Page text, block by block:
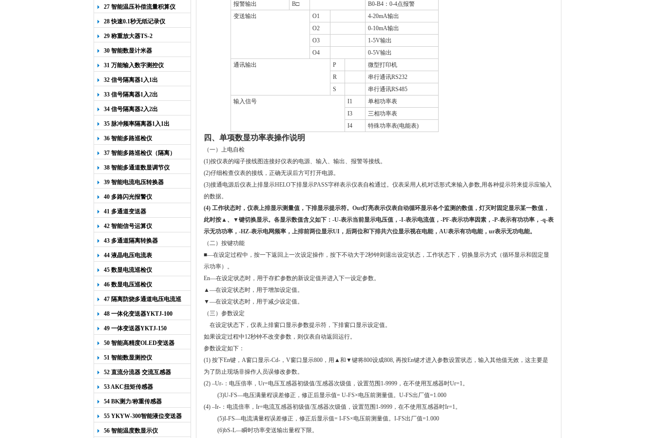
27 智能温压补偿流量积算仪
28 快速0.1秒无纸记录仪
29 称重放大器TS-2
30 智能数显计米器
31 万能输入数字测控仪
32 信号隔离器1入1出
33 信号隔离器1入2出
34 信号隔离器2入2出
35 脉冲频率隔离器1入1出
36 智能多路巡检仪
37 智能多路巡检仪（隔离）
38 智能多通道数显调节仪
39 智能电流电压转换器
40 多路闪光报警仪
41 多通道变送器
42 智能信号运算仪
43 多通道隔离转换器
44 液晶电压电流表
45 数显电流巡检仪
46 数显电压巡检仪
47 隔离防烧多通道电压电流巡
检仪
48 一体化变送器YKTJ-100
49 一体变送器YKTJ-150
50 智能高精度OLED变送器
YK-218
51 智能数显测控仪
52 直流分流器 交流互感器
53 AKC扭矩传感器
54 BK测力/称重传感器
55 YKYW-300智能液位变送器
56 智能温度数显示仪
报警输出
B□ B0-B4 ：0-4点报警
变送输出
O1 4-20mA输出
O2
0-10mA输出
O3
1-5V输出
O4
0-5V输出
通讯输出
P
微型打印机
R
串行通讯RS232
S
串行通讯RS485
输入信号
I1
单相功率表
I3
三相功率表
I4
特殊功率表(电能表)
四、 单项数显功率表操作说明
（一）上电自检
(1)按仪表的端子接线图连接好仪表的电源、输入、输出、报警等接线。
(2)仔细检查仪表的接线，正确无误后方可打开电源。
(3)接通电源后仪表上排显示HELO下排显示PASS字样表示仪表自检通过。仪表采用人机对话形式来输入参数,用各种提示符来提示应输入
的数据。
(4) 工作状态时，仪表上排显示测量值，下排显示提示符。 Out灯亮表示仪表自动循环显示各个监测的数值，灯灭时固定显示某一数值，
此时按▲、
▼键切换显示。各显示数值含义如下： -U-表示当前显示电压值， -I-表示电流值， -PF-表示功率因素， -P-表示有功功率， -q-表
示无功功率， -HZ-表示电网频率，上排前两位显示UI ，后两位和下排共六位显示视在电能， AU表示有功电能， ur表示无功电能。
（二）按键功能
■—在设定过程中，按一下返回上一次设定操作，按下不动大于2秒钟则退出设定状态，工作状态下，切换显示方式（循环显示和固定显
示功率）。
En—在设定状态时，用于存贮参数的新设定值并进入下一设定参数。
▲—在设定状态时，用于增加设定值。
▼—在设定状态时，用于减少设定值。
（三）参数设定
在设定状态下，仪表上排窗口显示参数提示符，下排窗口显示设定值。
如果设定过程中12秒钟不改变参数，则仪表自动返回运行。
参数设定如下：
(1) 按下En键， A窗口显示-Cd- ， V窗口显示800 ，用▲和 ▼键将800设成808, 再按En键才进入参数设置状态，输入其他值无效，这主要是
为了防止现场非操作人员误修改参数。
(2) –Ur- ： 电压倍率， Ur=电压互感器初级值/互感器次级值，设置范围 1-9999 ，在不使用互感器时Ur=1。
(3)U-FS—电压满量程误差修正，修正后显示值= U-FS×电压前测量值。U-FS出厂值=1.000
(4) –Ir- ： 电流倍率， Ir=电流互感器初级值/互感器次级值，设置范围 1-9999 ，在不使用互感器时Ir=1。
(5)I-FS—电流满量程误差修正，修正后显示值= I-FS×电压前测量值。I-FS出厂值=1.000
(6)bS-L—瞬时功率变送输出量程下限。